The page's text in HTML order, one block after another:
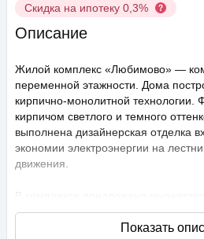
Скидка на ипотеку 0,3%
Описание
Жилой комплекс «Любимово» —
переменной этажности. Дома
кирпично-монолитной технологии.
кирпичом светлого и темного
выполнена дизайнерская отделка
экономии электроэнергии на
движения.
решений: в наличии квартиры, как
европланировки. Они сдаются с